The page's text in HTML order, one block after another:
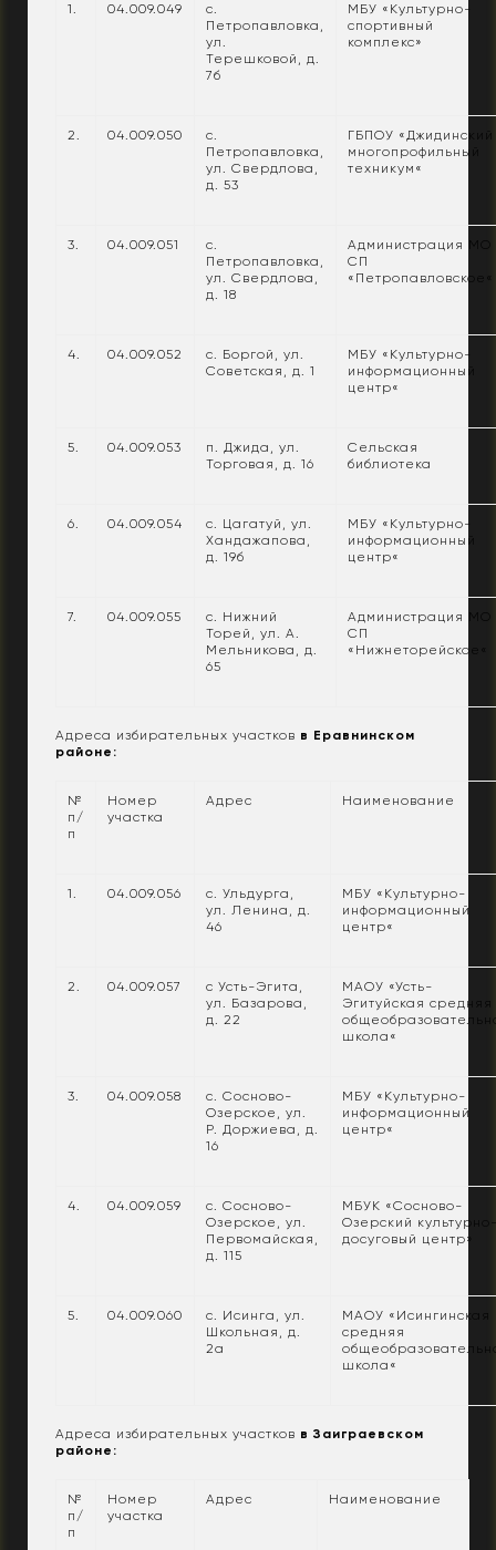
1. 04.009.049
с.
Петропавловка,
ул.
Терешковой, д.
7б
МБУ «Культурно-
спортивный
комплекс»
2. 04.009.050
с.
Петропавловка,
ул. Свердлова,
д. 53
ГБПОУ «Джидинский
многопрофильный
техникум«
3. 04.009.051
с.
Петропавловка,
ул. Свердлова,
д. 18
Администрация МО
СП
«Петропавловское«
4. 04.009.052
с. Боргой, ул.
Советская, д. 1
МБУ «Культурно-
информационный
центр«
5. 04.009.053
п. Джида, ул.
Торговая, д. 16
Сельская
библиотека
6. 04.009.054
с. Цагатуй, ул.
Хандажапова,
д. 19б
МБУ «Культурно-
информационный
центр«
7. 04.009.055
с. Нижний
Торей, ул. А.
Мельникова, д.
65
Администрация МО
СП
«Нижнеторейское«
Адреса избирательных участков в Еравнинском
районе:
№
п/
п
Номер
участка
Адрес Наименование
1. 04.009.056
с. Ульдурга,
ул. Ленина, д.
46
МБУ «Культурно-
информационный
центр«
2. 04.009.057
с Усть-Эгита,
ул. Базарова,
д. 22
МАОУ «Усть-
Эгитуйская средняя
школа«
3. 04.009.058
с. Сосново-
Озерское, ул.
Р. Доржиева, д.
16
МБУ «Культурно-
информационный
центр«
4. 04.009.059
с. Сосново-
Озерское, ул.
Первомайская,
д. 115
МБУК «Сосново-
Озерский
досуговый центр»
5. 04.009.060
с. Исинга, ул.
Школьная, д.
2а
МАОУ «Исингинская
средняя
школа«
Адреса избирательных участков в Заиграевском
районе:
№
п/
п
Номер
участка
Адрес Наименование